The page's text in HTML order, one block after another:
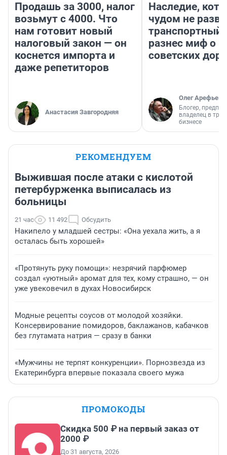
Продашь за 3000, налог
возьмут с 4000. Что
нам готовит новый
налоговый закон — он
коснется импорта и
даже репетиторов
Анастасия Завгородняя
Наследие,
чудом не
транспортный
разнес миф о
советских
Олег Арефьев
Блогер,
владелец в
бизнесе
РЕКОМЕНДУЕМ
Выжившая после атаки с кислотой
петербурженка выписалась из
больницы
21 час 11 492 Обсудить
Накипело у младшей сестры: «Она уехала жить, а я
осталась быть хорошей»
«Протянуть руку помощи»: незрячий парфюмер
создал «уютный» аромат для тех, кому страшно, — он
уже увековечил в духах Новосибирск
Модные рецепты соусов от молодой хозяйки.
Консервирование помидоров, баклажанов, кабачков
без глутамата натрия — сразу в банки
«Мужчины не терпят конкуренции». Порнозвезда из
Екатеринбурга впервые показала своего мужа
ПРОМОКОДЫ
Скидка 500 ₽ на первый заказ от
2000 ₽
До 31 августа, 2026